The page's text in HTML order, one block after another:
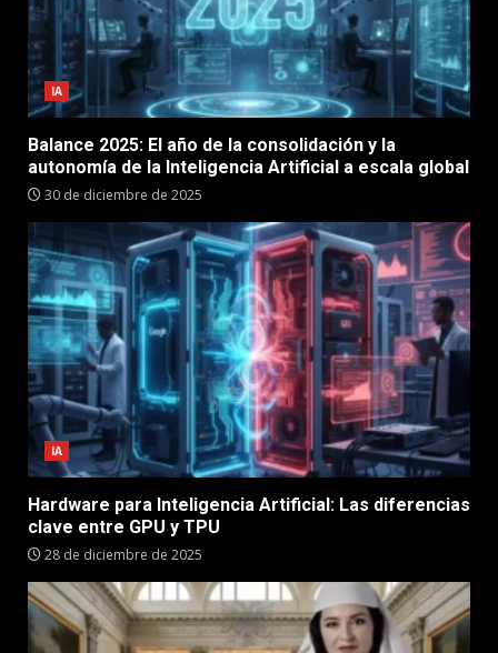
IA
Balance 2025: El año de la consolidación y la
autonomía de la Inteligencia Artificial a escala global
30 de diciembre de 2025
IA
Hardware para Inteligencia Artificial: Las diferencias
clave entre GPU y TPU
28 de diciembre de 2025